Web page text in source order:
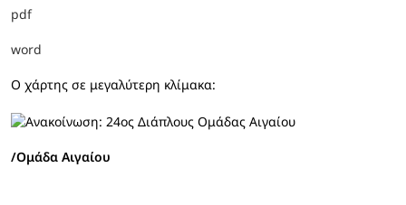
pdf
word
Ο χάρτης σε μεγαλύτερη κλίμακα:
/Ομάδα Αιγαίου